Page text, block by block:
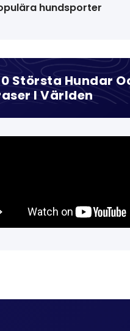
hundsporter
Största Hundar
I Världen